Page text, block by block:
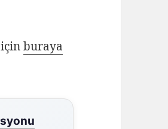
içinburaya